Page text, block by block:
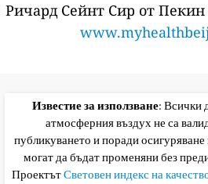
Ричард Сейнт Сир от Пекин
Известие за използване: Всички
атмосферния въздух не са
публикуването и поради осигуряване
могат да бъдат променяни без
ПроектътСветовен индекс на